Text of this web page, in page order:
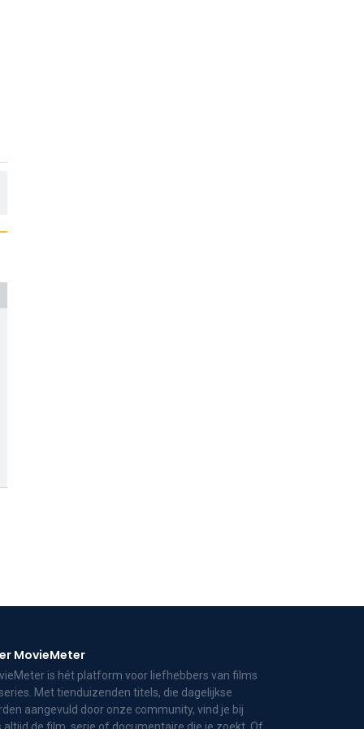
MovieMeter
is hét platform voor liefhebbers van films
Met tienduizenden titels, die dagelijkse
aangevuld door onze community, vind je bij
altijd de film, serie of documentaire die je zoekt. Of